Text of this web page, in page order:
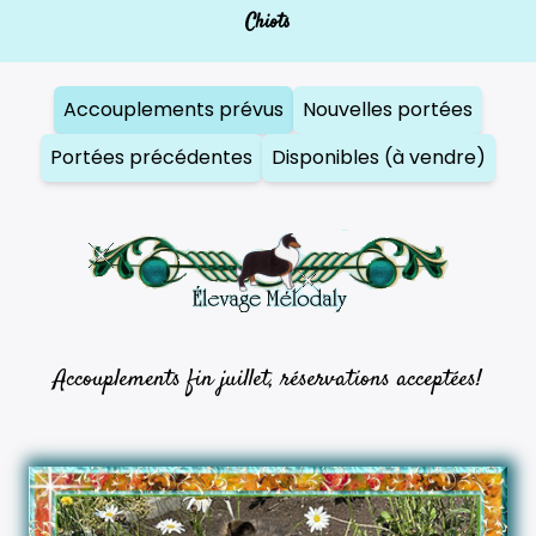
Chiots
Accouplements prévus
Nouvelles portées
Portées précédentes
Disponibles (à vendre)
Accouplements fin juillet, réservations acceptées!